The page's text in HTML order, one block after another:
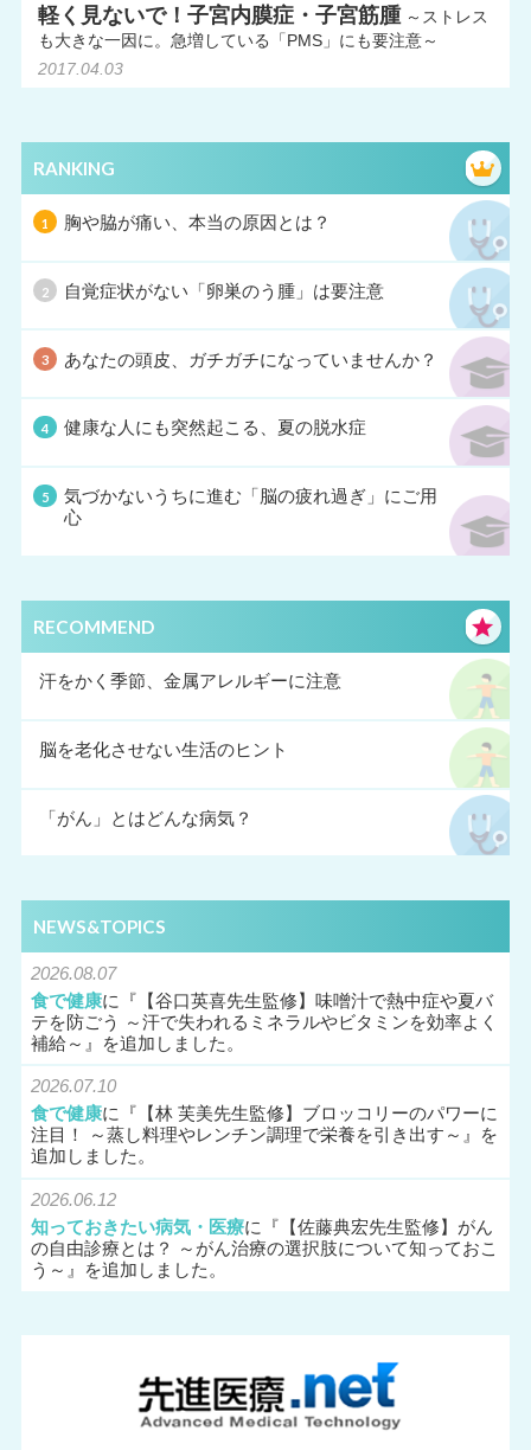
軽く見ないで！子宮内膜症・子宮筋腫～ストレス
も大きな一因に。急増している「PMS」にも要注意～
2017.04.03
RANKING
胸や脇が痛い、本当の原因とは？
自覚症状がない「卵巣のう腫」は要注意
あなたの頭皮、ガチガチになっていませんか？
健康な人にも突然起こる、夏の脱水症
気づかないうちに進む「脳の疲れ過ぎ」にご用
心
RECOMMEND
汗をかく季節、金属アレルギーに注意
脳を老化させない生活のヒント
「がん」とはどんな病気？
NEWS&TOPICS
2026.08.07
食で健康に『 【谷口英喜先生監修】味噌汁で熱中症や夏バ
テを防ごう ～汗で失われるミネラルやビタミンを効率よく
補給～ 』を追加しました。
2026.07.10
食で健康に『 【林 芙美先生監修】ブロッコリーのパワーに
注目！ ～蒸し料理やレンチン調理で栄養を引き出す～ 』を
追加しました。
2026.06.12
知っておきたい病気・医療に『 【佐藤典宏先生監修】がん
の自由診療とは？ ～がん治療の選択肢について知っておこ
う～ 』を追加しました。